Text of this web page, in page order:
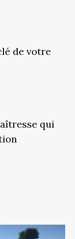
de votre
qui